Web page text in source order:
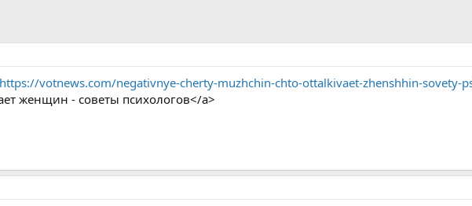
https://votnews.com/negativnye-cherty-muzhchin-chto-ottalkivaet-zhenshhin-sovety-
женщин - советы психологов</a>